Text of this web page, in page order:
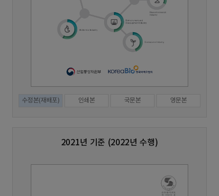
수정본(재배포) 인쇄본 국문본 영문본
2021년 기준 (2022년 수행)